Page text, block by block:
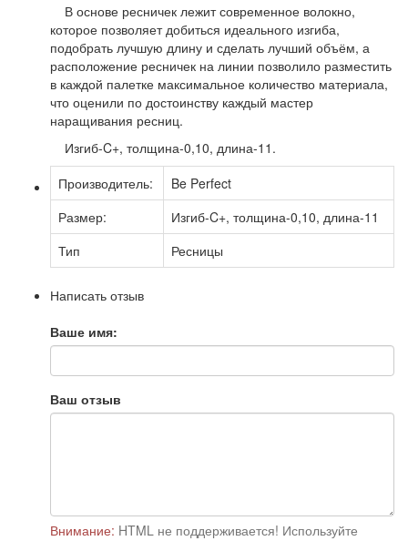
В основе ресничек лежит современное волокно,
которое позволяет добиться идеального изгиба,
подобрать лучшую длину и сделать лучший объём, а
расположение ресничек на линии позволило разместить
в каждой палетке максимальное количество материала,
что оценили по достоинству каждый мастер
наращивания ресниц.
Изгиб-C+, толщина-0,10, длина-11.
Производитель:
Be Perfect
Размер:
Изгиб-C+, толщина-0,10, длина-11
Тип
Ресницы
Написать отзыв
Ваше имя:
Ваш отзыв
Внимание: HTML не поддерживается! Используйте